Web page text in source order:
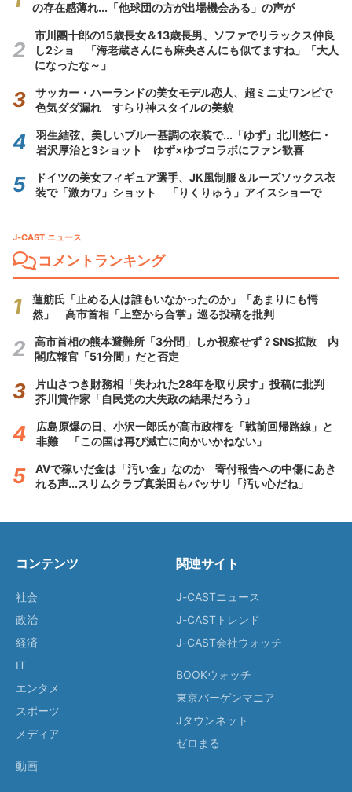
の存在感薄れ...「他球団の方が出場機会ある」の声が
市川團十郎の15歳長女＆13歳長男、ソファでリラックス仲良
し2ショ 「海老蔵さんにも麻央さんにも似てますね」「大人
になったな～」
サッカー・ハーランドの美女モデル恋人、超ミニ丈ワンピで
色気ダダ漏れ すらり神スタイルの美貌
羽生結弦、美しいブルー基調の衣装で...「ゆず」北川悠仁・
岩沢厚治と3ショット ゆず×ゆづコラボにファン歓喜
ドイツの美女フィギュア選手、JK風制服＆ルーズソックス衣
装で「激カワ」ショット 「りくりゅう」アイスショーで
J-CAST ニュース
コメントランキング
蓮舫氏「止める人は誰もいなかったのか」「あまりにも愕
然」 高市首相「上空から合掌」巡る投稿を批判
高市首相の熊本避難所「3分間」しか視察せず？SNS拡散 内
閣広報官「51分間」だと否定
片山さつき財務相「失われた28年を取り戻す」投稿に批判
芥川賞作家「自民党の大失政の結果だろう」
広島原爆の日、小沢一郎氏が高市政権を「戦前回帰路線」と
非難 「この国は再び滅亡に向かいかねない」
AVで稼いだ金は「汚い金」なのか 寄付報告への中傷にあき
れる声...スリムクラブ真栄田もバッサリ「汚い心だね」
コンテンツ
社会
政治
経済
IT
エンタメ
スポーツ
メディア
動画
関連サイト
J-CASTニュース
J-CASTトレンド
J-CAST会社ウォッチ
BOOKウォッチ
東京バーゲンマニア
Jタウンネット
ゼロまる